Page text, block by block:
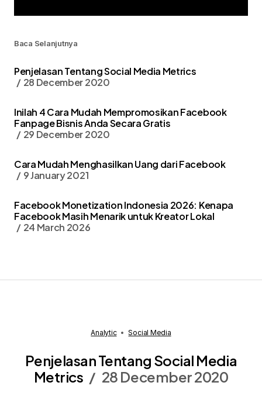
Baca Selanjutnya
Penjelasan Tentang Social Media Metrics
28 December 2020
Inilah 4 Cara Mudah Mempromosikan Facebook
Fanpage Bisnis Anda Secara Gratis
29 December 2020
Cara Mudah Menghasilkan Uang dari Facebook
9 January 2021
Facebook Monetization Indonesia 2026: Kenapa
Facebook Masih Menarik untuk Kreator Lokal
24 March 2026
Analytic Social Media
Penjelasan Tentang Social Media
Metrics
28 December 2020